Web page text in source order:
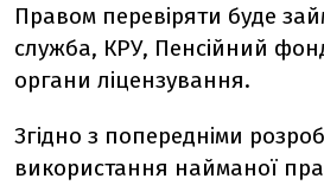
Правом перевіряти буде
служба, КРУ, Пенсійний
органи ліцензування.
Згідно з попередніми
використання найманої